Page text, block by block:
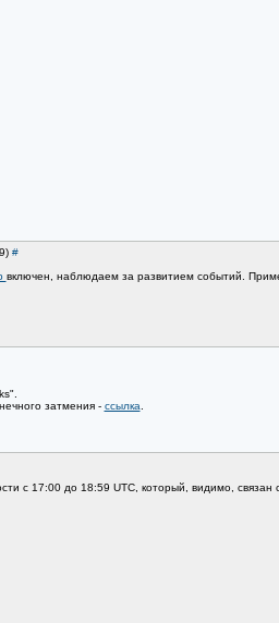
#
включен, наблюдаем за развитием событий.
затмения - ссылка
с 17:00 до 18:59 UTC, который, видимо,